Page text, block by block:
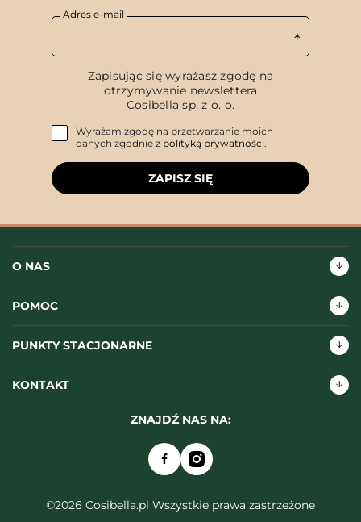
Adres e-mail
Zapisując się wyrażasz zgodę na
otrzymywanie newslettera
Cosibella sp. z o. o.
Wyrażam zgodę na przetwarzanie moich
danych zgodnie z polityką prywatności.
ZAPISZ SIĘ
O NAS
POMOC
PUNKTY STACJONARNE
KONTAKT
ZNAJDŹ NAS NA:
©2026 Cosibella.pl Wszystkie prawa zastrzeżone